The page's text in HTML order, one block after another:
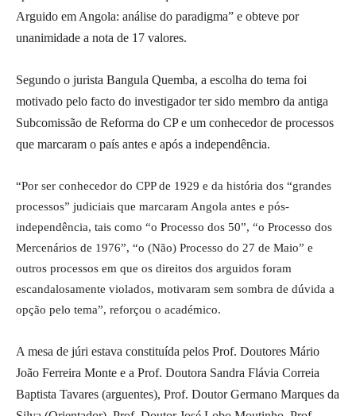
Arguido em Angola: análise do paradigma” e obteve por
unanimidade a nota de 17 valores.
Segundo o jurista Bangula Quemba, a escolha do tema foi
motivado pelo facto do investigador ter sido membro da antiga
Subcomissão de Reforma do CP e um conhecedor de processos
que marcaram o país antes e após a independência.
“Por ser conhecedor do CPP de 1929 e da história dos “grandes
processos” judiciais que marcaram Angola antes e pós-
independência, tais como “o Processo dos 50”, “o Processo dos
Mercenários de 1976”, “o (Não) Processo do 27 de Maio” e
outros processos em que os direitos dos arguidos foram
escandalosamente violados, motivaram sem sombra de dúvida a
opção pelo tema”, reforçou o académico.
A mesa de júri estava constituída pelos Prof. Doutores Mário
João Ferreira Monte e a Prof. Doutora Sandra Flávia Correia
Baptista Tavares (arguentes), Prof. Doutor Germano Marques da